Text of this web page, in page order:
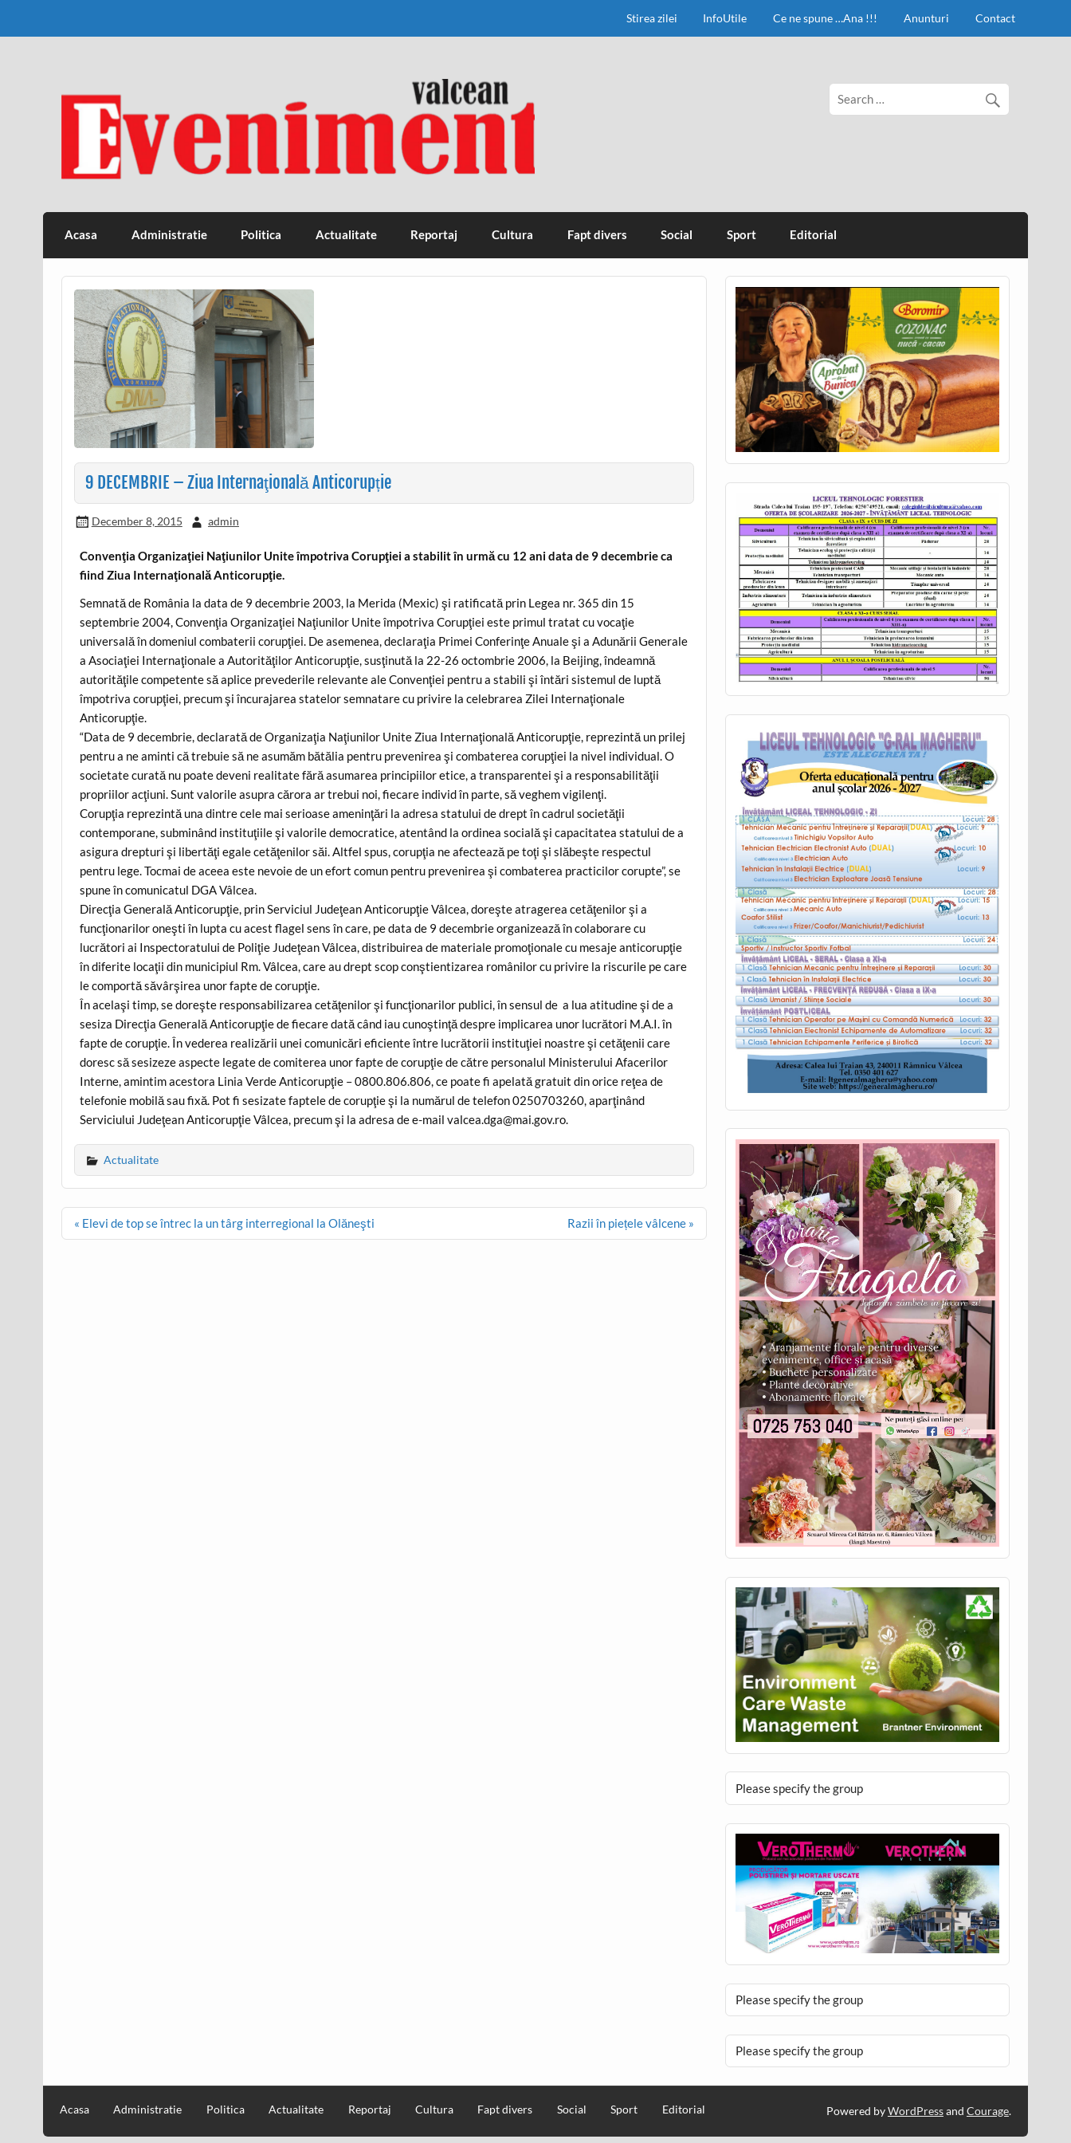
Stirea zilei InfoUtile Ce ne spune …Ana !!! Anunturi Contact
Eveniment Valcean
Acasa Administratie Politica Actualitate Reportaj Cultura Fapt divers Social Sport Editorial
9 DECEMBRIE – Ziua Internaţională Anticorupție
December 8, 2015 admin
Convenţia Organizaţiei Naţiunilor Unite împotriva Corupţiei a stabilit în urmă cu 12 ani data de 9 decembrie ca
fiind Ziua Internaţională Anticorupţie.
Semnată de România la data de 9 decembrie 2003, la Merida (Mexic) şi ratificată prin Legea nr. 365 din 15
septembrie 2004, Convenţia Organizaţiei Naţiunilor Unite împotriva Corupţiei este primul tratat cu vocaţie
universală în domeniul combaterii corupţiei. De asemenea, declaraţia Primei Conferinţe Anuale şi a Adunării Generale
a Asociaţiei Internaţionale a Autorităţilor Anticorupţie, susţinută la 22-26 octombrie 2006, la Beijing, îndeamnă
autorităţile competente să aplice prevederile relevante ale Convenţiei pentru a stabili şi întări sistemul de luptă
împotriva corupţiei, precum şi încurajarea statelor semnatare cu privire la celebrarea Zilei Internaţionale
Anticorupţie.
“Data de 9 decembrie, declarată de Organizaţia Naţiunilor Unite Ziua Internaţională Anticorupţie, reprezintă un prilej
pentru a ne aminti că trebuie să ne asumăm bătălia pentru prevenirea şi combaterea corupţiei la nivel individual. O
societate curată nu poate deveni realitate fără asumarea principiilor etice, a transparentei şi a responsabilităţii
propriilor acţiuni. Sunt valorile asupra cărora ar trebui noi, fiecare individ în parte, să veghem vigilenţi.
Corupţia reprezintă una dintre cele mai serioase ameninţări la adresa statului de drept în cadrul societăţii
contemporane, subminând instituţiile şi valorile democratice, atentând la ordinea socială şi capacitatea statului de a
asigura drepturi şi libertăţi egale cetăţenilor săi. Altfel spus, corupţia ne afectează pe toţi şi slăbeşte respectul
pentru lege. Tocmai de aceea este nevoie de un efort comun pentru prevenirea şi combaterea practicilor corupte”, se
spune în comunicatul DGA Vâlcea.
Direcţia Generală Anticorupţie, prin Serviciul Judeţean Anticorupţie Vâlcea, doreşte atragerea cetăţenilor şi a
funcţionarilor oneşti în lupta cu acest flagel sens în care, pe data de 9 decembrie organizează în colaborare cu
lucrători ai Inspectoratului de Poliţie Judeţean Vâlcea, distribuirea de materiale promoţionale cu mesaje anticorupţie
în diferite locaţii din municipiul Rm. Vâlcea, care au drept scop conştientizarea românilor cu privire la riscurile pe care
le comportă săvârşirea unor fapte de corupţie.
În acelaşi timp, se doreşte responsabilizarea cetăţenilor şi funcţionarilor publici, în sensul de a lua atitudine şi de a
sesiza Direcţia Generală Anticorupţie de fiecare dată când iau cunoştinţă despre implicarea unor lucrători M.A.I. în
fapte de corupţie. În vederea realizării unei comunicări eficiente între lucrătorii instituţiei noastre şi cetăţenii care
doresc să sesizeze aspecte legate de comiterea unor fapte de corupţie de către personalul Ministerului Afacerilor
Interne, amintim acestora Linia Verde Anticorupţie – 0800.806.806, ce poate fi apelată gratuit din orice reţea de
telefonie mobilă sau fixă. Pot fi sesizate faptele de corupţie şi la numărul de telefon 0250703260, aparţinând
Serviciului Judeţean Anticorupţie Vâlcea, precum şi la adresa de e-mail valcea.dga@mai.gov.ro.
Actualitate
Post
« Elevi de top se întrec la un târg interregional la Olăneşti Razii în piețele vâlcene »
Please specify the group
Please specify the group
Please specify the group
Acasa Administratie Politica Actualitate Reportaj Cultura Fapt divers Social Sport Editorial Powered byWordPressand Courage.